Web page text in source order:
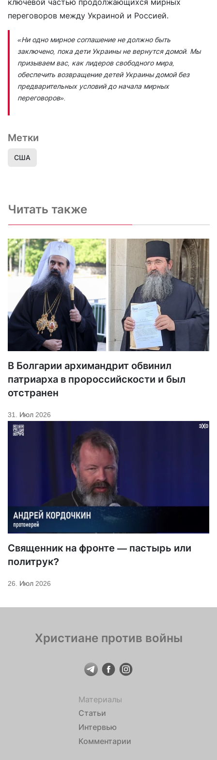
ключевой частью продолжающихся мирных
переговоров между Украиной и Россией.
«Ни одно мирное соглашение не должно быть
заключено, пока дети Украины не вернутся домой. Мы
призываем вас, как лидеров свободного мира,
обеспечить возвращение детей Украины домой без
предварительных условий до начала мирных
переговоров».
Метки
США
Читать также
В Болгарии архимандрит обвинил
патриарха в пророссийскости и был
отстранен
31. Июл 2026
Священник на фронте — пастырь или
политрук?
26. Июл 2026
Христиане против войны
Материалы
Статьи
Интервью
Комментарии